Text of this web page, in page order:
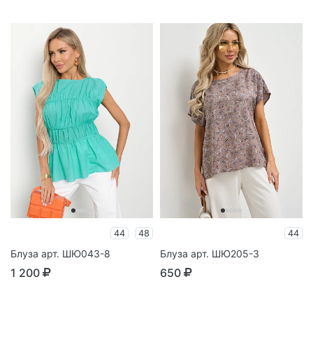
44 48
Блуза арт. ШЮ043-8
1 200
44
Блуза арт. ШЮ205-3
650